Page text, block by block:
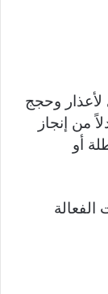
لأعذار وحجج
من إنجاز
أو